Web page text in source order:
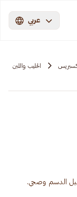
عربي
الحليب واللبن